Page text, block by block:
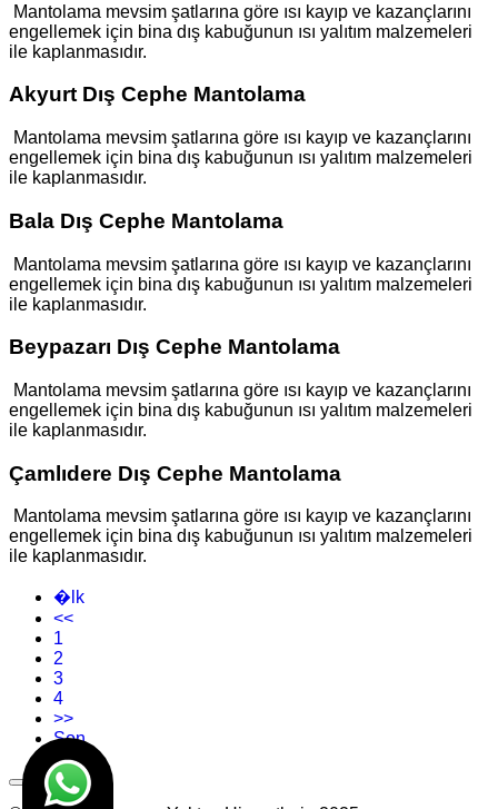
Mantolama mevsim şatlarına göre ısı kayıp ve kazançlarını
engellemek için bina dış kabuğunun ısı yalıtım malzemeleri
ile kaplanmasıdır.
Akyurt Dış Cephe Mantolama
Mantolama mevsim şatlarına göre ısı kayıp ve kazançlarını
engellemek için bina dış kabuğunun ısı yalıtım malzemeleri
ile kaplanmasıdır.
Bala Dış Cephe Mantolama
Mantolama mevsim şatlarına göre ısı kayıp ve kazançlarını
engellemek için bina dış kabuğunun ısı yalıtım malzemeleri
ile kaplanmasıdır.
Beypazarı Dış Cephe Mantolama
Mantolama mevsim şatlarına göre ısı kayıp ve kazançlarını
engellemek için bina dış kabuğunun ısı yalıtım malzemeleri
ile kaplanmasıdır.
Çamlıdere Dış Cephe Mantolama
Mantolama mevsim şatlarına göre ısı kayıp ve kazançlarını
engellemek için bina dış kabuğunun ısı yalıtım malzemeleri
ile kaplanmasıdır.
�lk
<<
1
2
3
4
>>
Son